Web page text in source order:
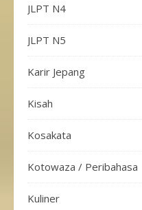
JLPT N4
JLPT N5
Karir Jepang
Kisah
Kosakata
Kotowaza / Peribahasa
Kuliner